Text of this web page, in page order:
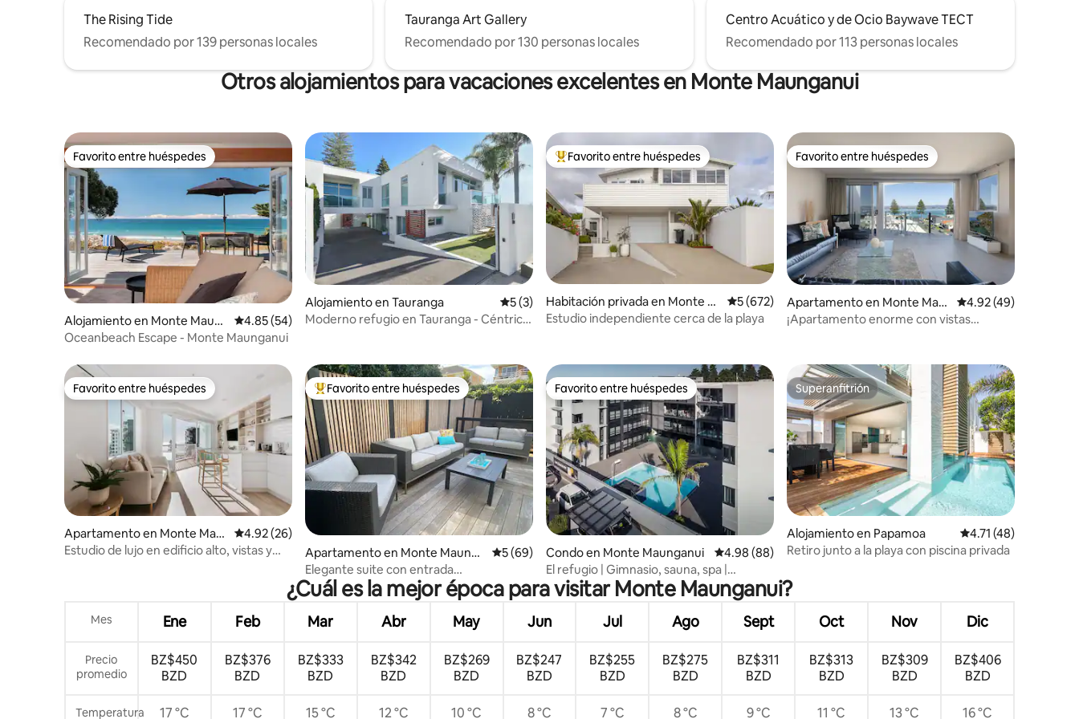
The Rising Tide
Recomendado por 139 personas locales
Tauranga Art Gallery
Recomendado por 130 personas locales
Centro Acuático y de Ocio Baywave TECT
Recomendado por 113 personas locales
Otros alojamientos para vacaciones excelentes en Monte Maunganui
Favorito entre huéspedes
Favorito entre huéspedes
Alojamiento en Monte Maun
ganui
Calificación promedio: 4.85 de 5, 54 reseñas
4.85 (54)
Oceanbeach Escape - Monte Maunganui
Alojamiento en Tauranga Calificación promedio: 5 de 5, 3 reseñas
5 (3)
Moderno refugio en Tauranga - Céntrico
Favorito entre huéspedes preferido
Favorito entre huéspedes
Habitación privada en Monte M
aunganui
Calificación promedio: 5 de 5, 672 reseñas
5 (672)
Estudio independiente cerca de la playa
Favorito entre huéspedes
Favorito entre huéspedes
Apartamento en Monte Mau
nganui
Calificación
4.92 (49)
¡Apartamento enorme con vistas
Favorito entre huéspedes
Favorito entre huéspedes
Apartamento en Monte Mau
nganui
Calificación promedio: 4.92 de 5, 26 reseñas
4.92 (26)
Estudio de lujo en edificio alto, vistas y
Favorito entre huéspedes preferido
Favorito entre huéspedes
Apartamento en Monte Maunga
nui
Calificación promedio: 5 de 5, 69 reseñas
5 (69)
Elegante suite con entrada
independiente en la montaña
Favorito entre huéspedes
Favorito entre huéspedes
Condo en Monte Maunganui Calificación promedio: 4.98 de 5, 88 reseñas
4.98 (88)
El refugio | Gimnasio, sauna, spa |
Aparcamiento seguro
Superanfitrión
Superanfitrión
Alojamiento en Papamoa Calificación
4.71 (48)
Retiro junto a la playa con piscina privada
¿Cuál es la mejor época para visitar Monte Maunganui?
Mes Ene Feb Mar Abr May Jun Jul Ago Sept Oct Nov Dic
Precio
promedio
BZ$450
BZD
BZ$376
BZD
BZ$333
BZD
BZ$342
BZD
BZ$269
BZD
BZ$247
BZD
BZ$255
BZD
BZ$275
BZD
BZ$311
BZD
BZ$313
BZD
BZ$309
BZD
BZ$406
BZD
Temperatura 17 °C 17 °C 15 °C 12 °C 10 °C 8 °C 7 °C 8 °C 9 °C 11 °C 13 °C 16 °C